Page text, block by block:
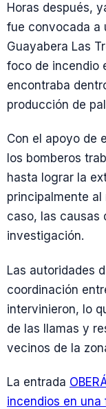
Horas después,
fue convocada a
Guayabera Las
foco de incendio
encontraba
producción de
Con el apoyo de
los bomberos
hasta lograr la
principalmente
caso, las causas
investigación.
Las autoridades
coordinación
intervinieron, lo
de las llamas y
vecinos de la
La entrada
incendios en